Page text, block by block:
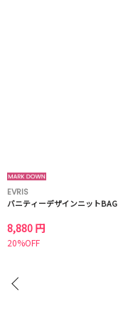
EVRIS
バニティーデザインニットBAG
8,880 円
20%OFF